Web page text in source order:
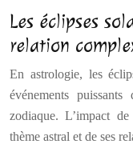
Les éclipses
relation
En astrologie, les
événements
zodiaque. L’impact
thème astral et de ses